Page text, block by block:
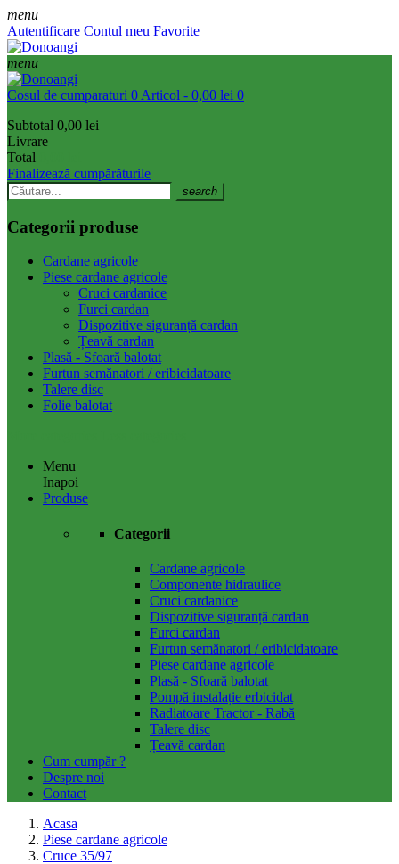
menu
Autentificare Contul meu Favorite
menu
Cosul de cumparaturi 0 Articol - 0,00 lei 0
Subtotal 0,00 lei
Livrare
Total
Finalizează cumpărăturile
search
Categorii produse
Cardane agricole
Piese cardane agricole
Cruci cardanice
Furci cardan
Dispozitive siguranță cardan
Țeavă cardan
Plasă - Sfoară balotat
Furtun semănatori / eribicidatoare
Talere disc
Folie balotat
Menu
Inapoi
Produse
Categorii
Cardane agricole
Componente hidraulice
Cruci cardanice
Dispozitive siguranță cardan
Furci cardan
Furtun semănatori / eribicidatoare
Piese cardane agricole
Plasă - Sfoară balotat
Pompă instalație erbicidat
Radiatoare Tractor - Rabă
Talere disc
Țeavă cardan
Cum cumpăr ?
Despre noi
Contact
Acasa
Piese cardane agricole
Cruce 35/97